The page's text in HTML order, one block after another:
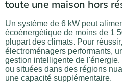
toute une maison hors
Un système de 6 kW peut
écoénergétique de moins de 1
plupart des climats. Pour
électroménagers performants,
gestion intelligente de
ou situées dans des régions
une capacité supplémentaire.